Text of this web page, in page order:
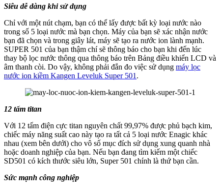
Siêu dễ dàng khi sử dụng
Chỉ với một nút chạm, bạn có thể lấy được bất kỳ loại nước nào
trong số 5 loại nước mà bạn chọn. Máy của bạn sẽ xác nhận nước
bạn đã chọn và trong giây lát, máy sẽ tạo ra nước ion lành mạnh.
SUPER 501 của bạn thậm chí sẽ thông báo cho bạn khi đến lúc
thay bộ lọc nước thông qua thông báo trên Bảng điều khiển LCD và
âm thanh còi. Do vậy, không phải đắn đo việc sử dụng máy lọc
nước ion kiềm Kangen Leveluk Super 501 .
12 tấm titan
Với 12 tấm điện cực titan nguyên chất 99,97% được phủ bạch kim,
chiếc máy năng suất cao này tạo ra tất cả 5 loại nước Enagic khác
nhau (xem bên dưới) cho vô số mục đích sử dụng xung quanh nhà
hoặc doanh nghiệp của bạn. Nếu bạn đang tìm kiếm một chiếc
SD501 có kích thước siêu lớn, Super 501 chính là thứ bạn cần.
Sức mạnh công nghiệp